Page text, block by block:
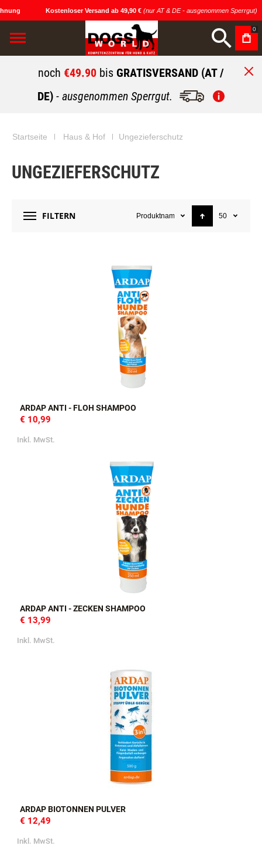
Kostenloser Versand ab 49,90 €(nur AT & DE - ausgenommen Sperrgut)
0
noch €49.90 bis GRATISVERSAND (AT /
DE) - ausgenommen Sperrgut.
Startseite Haus & Hof Ungezieferschutz
UNGEZIEFERSCHUTZ
FILTERN Produktname 50
ARDAP ANTI - FLOH SHAMPOO
€ 10,99
Inkl. MwSt.
ARDAP ANTI - ZECKEN SHAMPOO
€ 13,99
Inkl. MwSt.
ARDAP BIOTONNEN PULVER
€ 12,49
Inkl. MwSt.